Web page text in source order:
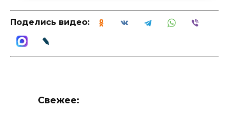
Поделись видео:
Свежее: